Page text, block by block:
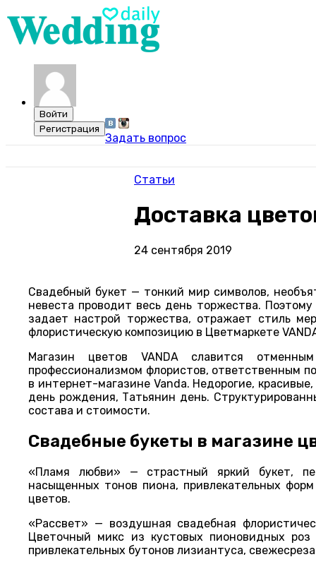
Задать вопрос
Статьи
Доставка
24 сентября 2019
Свадебный букет — тонкий мир символов,
невеста проводит весь день торжества.
задает настрой торжества, отражает стиль
флористическую композицию в Цветмаркете
Магазин цветов VANDA славится
профессионализмом флористов, ответственным
в интернет-магазине Vanda. Недорогие,
день рождения, Татьянин день.
состава и стоимости.
Свадебные букеты в магазине
«Пламя любви» — страстный яркий букет,
насыщенных тонов пиона, привлекательных
цветов.
«Рассвет» — воздушная свадебная
Цветочный микс из кустовых пионовидных
привлекательных бутонов лизиантуса,